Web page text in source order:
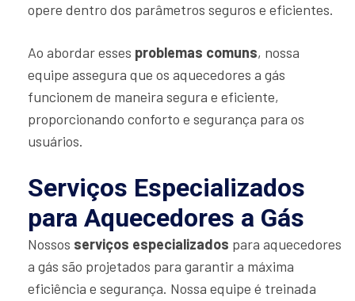
opere dentro dos parâmetros seguros e eficientes.
Ao abordar esses problemas comuns, nossa
equipe assegura que os aquecedores a gás
funcionem de maneira segura e eficiente,
proporcionando conforto e segurança para os
usuários.
Serviços Especializados
para Aquecedores a Gás
Nossos serviços especializados para aquecedores
a gás são projetados para garantir a máxima
eficiência e segurança. Nossa equipe é treinada